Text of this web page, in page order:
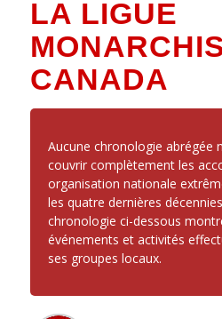
LA LIGUE
CANADA
Aucune chronologie abrégée
couvrir complètement les
organisation nationale
les quatre dernières
chronologie ci-dessous
événements et activités
ses groupes locaux.